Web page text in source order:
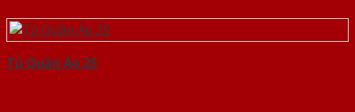
Tủ Quần Áo 25